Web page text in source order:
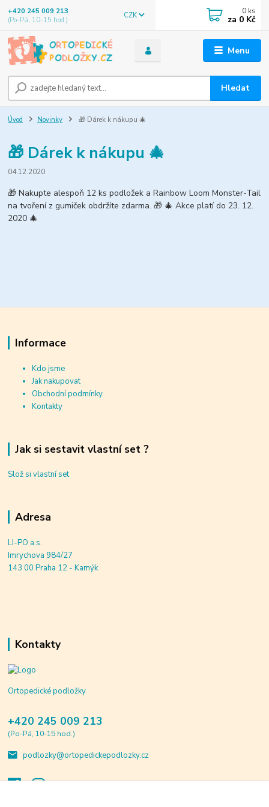
Menu
CZK
Hledat
+420 245 009 213
(Po-Pá, 10-15 hod.)
0 ks
za 0 Kč
Úvod Novinky 🎁 Dárek k nákupu 🎄
🎁 Dárek k nákupu 🎄
04.12.2020
🎁 Nakupte alespoň 12 ks podložek a Rainbow Loom Monster-Tail
na tvoření z gumiček obdržíte zdarma. 🎁 🎄 Akce platí do 23. 12.
2020 🎄
Informace
Kdo jsme
Jak nakupovat
Obchodní podmínky
Kontakty
Jak si sestavit vlastní set ?
Slož si vlastní set
Adresa
LI-PO a.s.
Imrychova 984/27
143 00 Praha 12 - Kamýk
Kontakty
Ortopedické podložky
+420 245 009 213
(Po-Pá, 10-15 hod.)
podlozky@ortopedickepodlozky.cz